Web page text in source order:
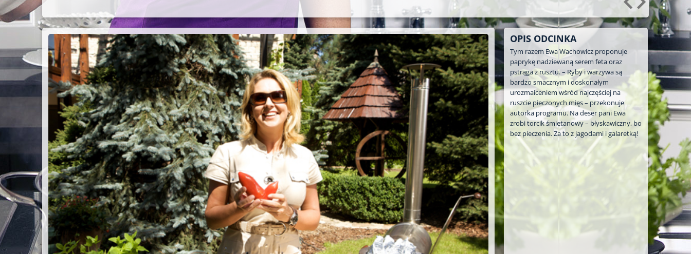
OPIS ODCINKA
Tym razem Ewa Wachowicz proponuje
paprykę nadziewaną serem feta oraz
pstrąga z rusztu. – Ryby i warzywa są
bardzo smacznym i doskonałym
urozmaiceniem wśród najczęściej na
ruszcie pieczonych mięs – przekonuje
autorka programu. Na deser pani Ewa
zrobi torcik śmietanowy – błyskawiczny, bo
bez pieczenia. Za to z jagodami i galaretką!